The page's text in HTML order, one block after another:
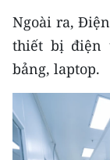
Trung du và
Đồng bằng
Bắc Trung Bộ
Duyên hải
Nguyên
Ngoài ra,
thiết bị điện
bảng, laptop.